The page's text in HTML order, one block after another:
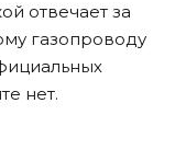
отвечает за
газопроводу
нет.